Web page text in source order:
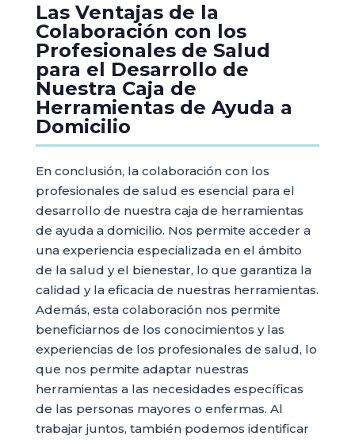
Las Ventajas de la
Colaboración con los
Profesionales de Salud
para el Desarrollo de
Nuestra Caja de
Herramientas de Ayuda a
Domicilio
En conclusión, la colaboración con los
profesionales de salud es esencial para el
desarrollo de nuestra caja de herramientas
de ayuda a domicilio. Nos permite acceder a
una experiencia especializada en el ámbito
de la salud y el bienestar, lo que garantiza la
calidad y la eficacia de nuestras herramientas.
Además, esta colaboración nos permite
beneficiarnos de los conocimientos y las
experiencias de los profesionales de salud, lo
que nos permite adaptar nuestras
herramientas a las necesidades específicas
de las personas mayores o enfermas. Al
trabajar juntos, también podemos identificar